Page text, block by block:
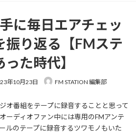
に毎日エアチェッ
振り返る【FMステ
た時代】
年10月23日 FM STATION 編集部
オ番組をテープに録音することと思って
ーディオファン中には専用のFMアンテ
ルのテープに録音するツワモノもいた